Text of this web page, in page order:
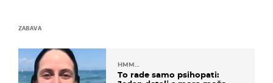
ZABAVA
HMM…
To rade samo psihopati: